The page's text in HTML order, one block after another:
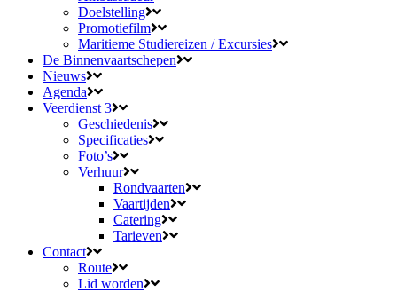
Doelstelling
Promotiefilm
Maritieme Studiereizen / Excursies
De Binnenvaartschepen
Nieuws
Agenda
Veerdienst 3
Geschiedenis
Specificaties
Foto’s
Verhuur
Rondvaarten
Vaartijden
Catering
Tarieven
Contact
Route
Lid worden